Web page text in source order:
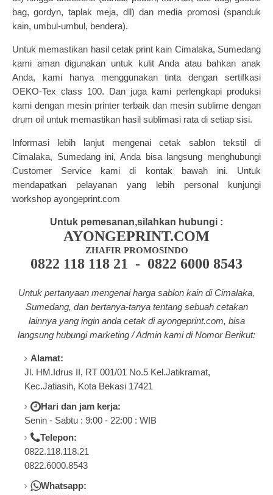
bag, gordyn, taplak meja, dll) dan media promosi (spanduk
kain, umbul-umbul, bendera).
Untuk memastikan hasil cetak print kain Cimalaka, Sumedang
kami aman digunakan untuk kulit Anda atau bahkan anak
Anda, kami hanya menggunakan tinta dengan sertifkasi
OEKO-Tex class 100. Dan juga kami perlengkapi produksi
kami dengan mesin printer terbaik dan mesin sublime dengan
drum oil untuk memastikan hasil sublimasi rata di setiap sisi.
Informasi lebih lanjut mengenai cetak sablon tekstil di
Cimalaka, Sumedang ini, Anda bisa langsung menghubungi
Customer Service kami di kontak bawah ini. Untuk
mendapatkan pelayanan yang lebih personal kunjungi
workshop ayongeprint.com
Untuk pemesanan,silahkan hubungi :
AYONGEPRINT.COM
ZHAFIR PROMOSINDO
0822 118 118 21 - 0822 6000 8543
Untuk pertanyaan mengenai harga sablon kain di Cimalaka,
Sumedang, dan bertanya-tanya tentang sebuah cetakan
lainnya yang ingin anda cetak di ayongeprint.com, bisa
langsung hubungi marketing / Admin kami di Nomor Berikut:
Alamat:
Jl. HM.Idrus II, RT 001/01 No.5 Kel.Jatikramat,
Kec.Jatiasih, Kota Bekasi 17421
Hari dan jam kerja:
Senin - Sabtu : 9:00 - 22:00 : WIB
Telepon:
0822.118.118.21
0822.6000.8543
Whatsapp: